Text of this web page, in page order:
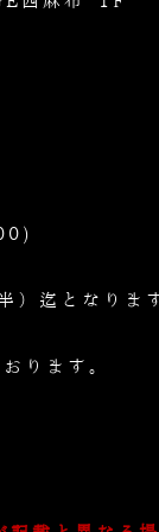
）迄となりま
ります。